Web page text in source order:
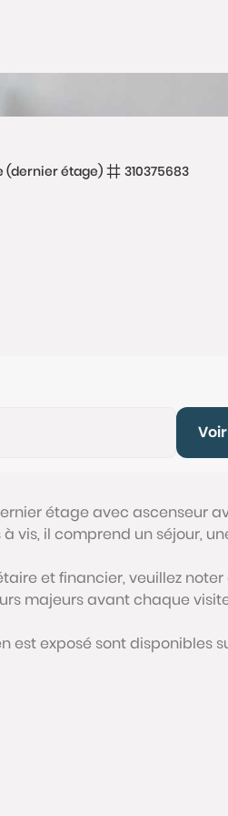
(dernier étage) 310375683
étage avec ascenseur
vis, il comprend un séjour,
et financier, veuillez
majeurs avant chaque
est exposé sont disponibles